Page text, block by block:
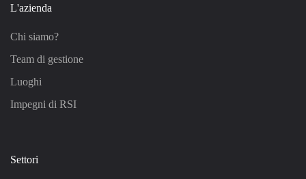
L'azienda
Chi siamo?
Team di gestione
Luoghi
Impegni di RSI
Settori